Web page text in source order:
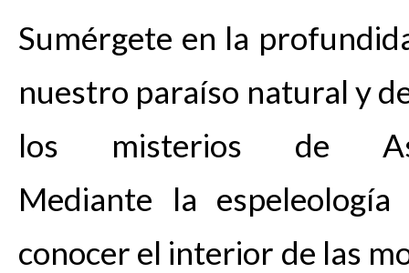
Sumérgete en la
nuestro paraíso natural y
los misterios de
Mediante la espeleología
conocer el interior de las